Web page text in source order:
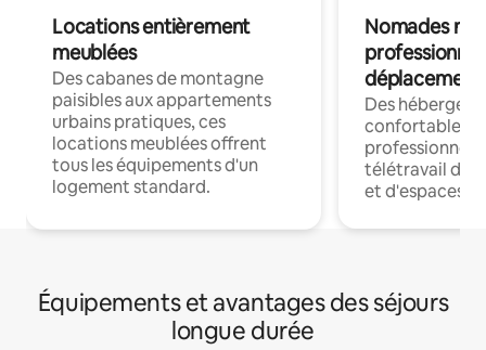
Locations entièrement
meublées
Des cabanes de montagne
paisibles aux appartements
urbains pratiques, ces
locations meublées offrent
tous les équipements d'un
logement standard.
Nomades
déplacement
Des
confortables
professionnels
télétravail
et d'espaces
Équipements et avantages des séjours
longue durée